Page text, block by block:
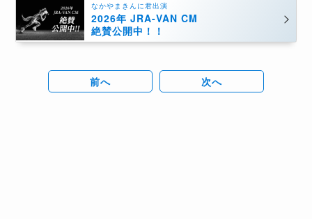
なかやまきんに君出演
2026年 JRA-VAN CM
絶賛公開中！！
前へ 次へ